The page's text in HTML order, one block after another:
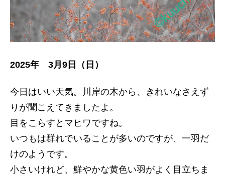
2025年 3月9日（日）
今日はいい天気。川岸の木から、きれいなさえず
りが聞こえてきましたよ。
目をこらすとマヒワですね。
いつもは群れでいることが多いのですが、一羽だ
けのようです。
小さいけれど、鮮やかな黄色い羽がよく目立ちま